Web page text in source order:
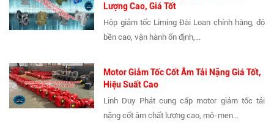
Lượng Cao, Giá Tốt
Hộp giảm tốc Liming Đài Loan chính hãng, độ
bền cao, vận hành ổn định,...
Motor Giảm Tốc Cốt Âm Tải Nặng Giá Tốt,
Hiệu Suất Cao
Linh Duy Phát cung cấp motor giảm tốc tải
nặng cốt âm chất lượng cao, mô-men...